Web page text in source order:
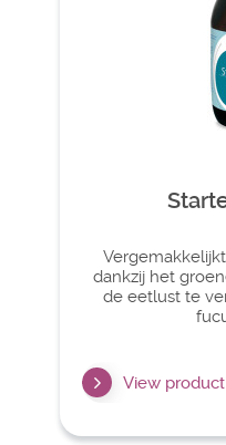
dankzij het
de eetlust te
View product